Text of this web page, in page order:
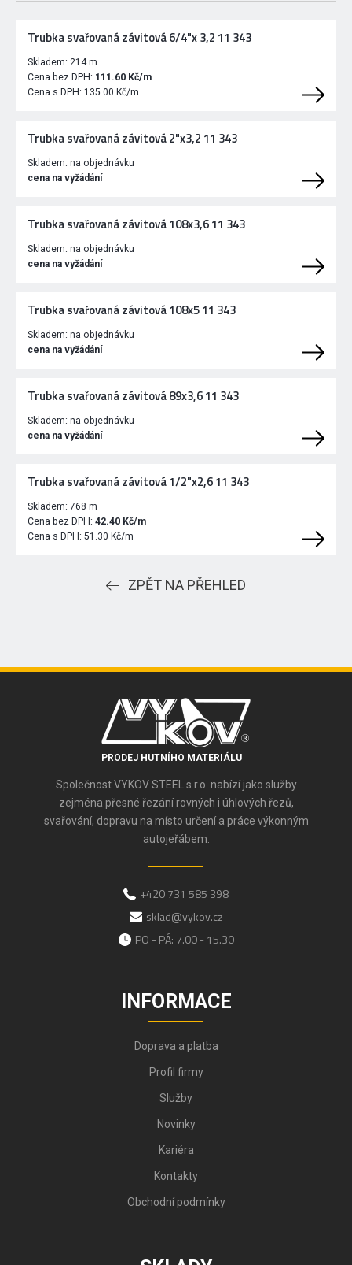
Trubka svařovaná závitová 6/4"x 3,2 11 343
Skladem: 214 m
Cena bez DPH: 111.60 Kč/m
Cena s DPH: 135.00 Kč/m
Trubka svařovaná závitová 2"x3,2 11 343
Skladem: na objednávku
cena na vyžádání
Trubka svařovaná závitová 108x3,6 11 343
Skladem: na objednávku
cena na vyžádání
Trubka svařovaná závitová 108x5 11 343
Skladem: na objednávku
cena na vyžádání
Trubka svařovaná závitová 89x3,6 11 343
Skladem: na objednávku
cena na vyžádání
Trubka svařovaná závitová 1/2"x2,6 11 343
Skladem: 768 m
Cena bez DPH: 42.40 Kč/m
Cena s DPH: 51.30 Kč/m
ZPĚT NA PŘEHLED
PRODEJ HUTNÍHO MATERIÁLU
Společnost VYKOV STEEL s.r.o. nabízí jako služby
zejména přesné řezání rovných i úhlových řezů,
svařování, dopravu na místo určení a práce výkonným
autojeřábem.
+420 731 585 398
sklad@vykov.cz
PO - PÁ: 7.00 - 15.30
INFORMACE
Doprava a platba
Profil firmy
Služby
Novinky
Kariéra
Kontakty
Obchodní podmínky